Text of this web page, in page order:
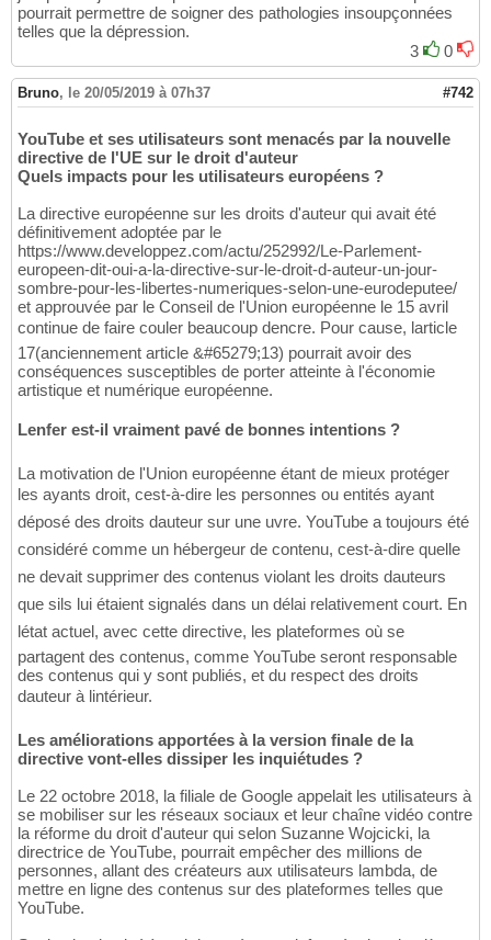
pourrait permettre de soigner des pathologies insoupçonnées
telles que la dépression.
3
0
Bruno, le 20/05/2019 à 07h37 #742
YouTube et ses utilisateurs sont menacés par la nouvelle
directive de l'UE sur le droit d'auteur
Quels impacts pour les utilisateurs européens ?
La directive européenne sur les droits d'auteur qui avait été
définitivement adoptée par le
https://www.developpez.com/actu/252992/Le-Parlement-
europeen-dit-oui-a-la-directive-sur-le-droit-d-auteur-un-jour-
sombre-pour-les-libertes-numeriques-selon-une-eurodeputee/
et approuvée par le Conseil de l'Union européenne le 15 avril
continue de faire couler beaucoup dencre. Pour cause, larticle
17(anciennement article &#65279;13) pourrait avoir des
conséquences susceptibles de porter atteinte à l'économie
artistique et numérique européenne.
Lenfer est-il vraiment pavé de bonnes intentions ?
La motivation de l'Union européenne étant de mieux protéger
les ayants droit, cest-à-dire les personnes ou entités ayant
déposé des droits dauteur sur une uvre. YouTube a toujours été
considéré comme un hébergeur de contenu, cest-à-dire quelle
ne devait supprimer des contenus violant les droits dauteurs
que sils lui étaient signalés dans un délai relativement court. En
létat actuel, avec cette directive, les plateformes où se
partagent des contenus, comme YouTube seront responsable
des contenus qui y sont publiés, et du respect des droits
dauteur à lintérieur.
Les améliorations apportées à la version finale de la
directive vont-elles dissiper les inquiétudes ?
Le 22 octobre 2018, la filiale de Google appelait les utilisateurs à
se mobiliser sur les réseaux sociaux et leur chaîne vidéo contre
la réforme du droit d'auteur qui selon Suzanne Wojcicki, la
directrice de YouTube, pourrait empêcher des millions de
personnes, allant des créateurs aux utilisateurs lambda, de
mettre en ligne des contenus sur des plateformes telles que
YouTube.